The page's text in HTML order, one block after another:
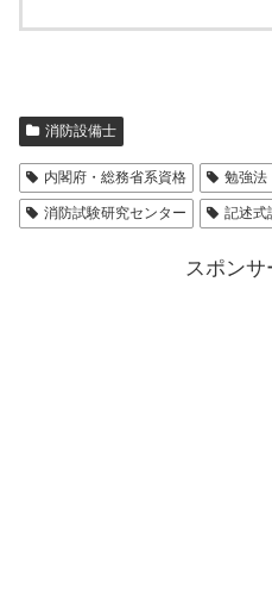
消防設備士
内閣府・総務省系資格 勉強法
消防試験研究センター 記述式
スポンサ